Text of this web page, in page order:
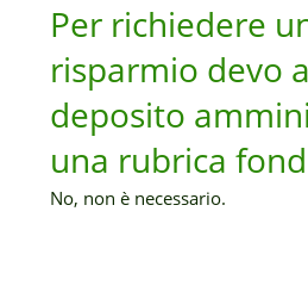
Per richiedere
risparmio devo
deposito
una rubrica
No, non è necessario.